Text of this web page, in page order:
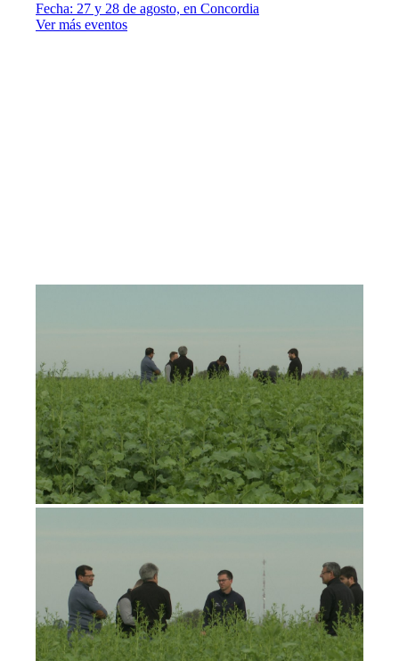
Fecha: 27 y 28 de agosto, en Concordia
Ver más eventos